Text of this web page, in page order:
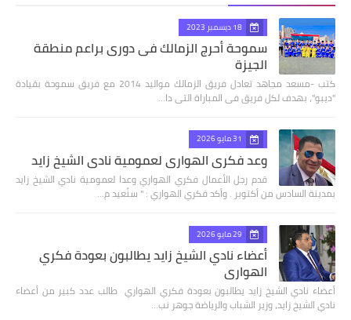
18 ديسمبر 2023
سموحة أحرج الزمالك فى دورى براعم منطقة
الجيزة
كتب -مسعد مجاهد تعادل فريق الزمالك مواليد 2014 مع فريق سموحة بقيادة
"ديبو"، بهدف لكل فريق فى المباراة التى دا…
31 مايو 2026
وعد فكري الهواري لعمومية نادي الشيخ زايد
قدم رجل الأعمال فكري الهواري وعدا لعمومية نادي الشيخ زايد
بمدينة السادس من أكتوبر . وأكد فكري الهواري : " سنُعيد م…
29 مايو 2026
أعضاء نادي الشيخ زايد يطالبون بعودة فكري
الهواري
أعضاء نادي الشيخ زايد يطالبون بعودة فكري الهواري طالب عدد كبير من أعضاء
نادي الشيخ زايد، وزير الشباب والرياضة جوهر نب…